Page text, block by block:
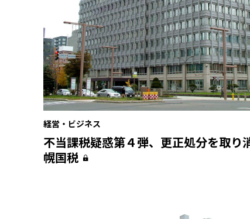
経営・ビジネス
不当課税疑惑第４弾、更正処分を取り
幌国税